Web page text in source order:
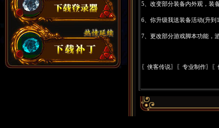
5、改变部分装备内外观，装
6、你升级我送装备活动(升到
7、更改部分游戏脚本功能，
〖侠客传说〗〖专业制作〗